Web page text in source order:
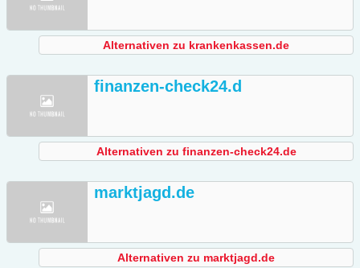
Alternativen zu krankenkassen.de
finanzen-check24.d
Alternativen zu finanzen-check24.de
marktjagd.de
Alternativen zu marktjagd.de